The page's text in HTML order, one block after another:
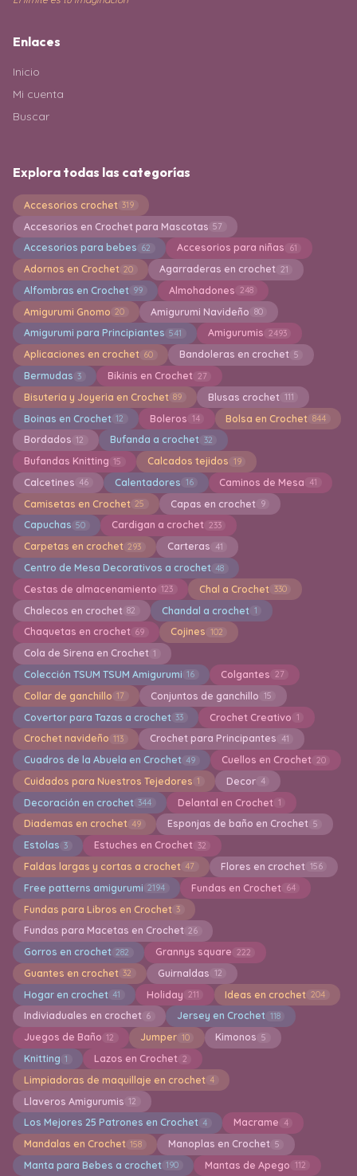
Enlaces
Inicio
Mi cuenta
Buscar
Explora todas las categorías
Accesorios crochet 319
Accesorios en Crochet para Mascotas 57
Accesorios para bebes 62 Accesorios para niñas 61
Adornos en Crochet 20 Agarraderas en crochet 21
Alfombras en Crochet 99 Almohadones 248
Amigurumi Gnomo 20 Amigurumi Navideño 80
Amigurumi para Principiantes 541 Amigurumis 2493
Aplicaciones en crochet 60 Bandoleras en crochet 5
Bermudas 3 Bikinis en Crochet 27
Bisuteria y Joyeria en Crochet 89 Blusas crochet 111
Boinas en Crochet 12 Boleros 14 Bolsa en Crochet 844
Bordados 12 Bufanda a crochet 32
Bufandas Knitting 15 Calcados tejidos 19
Calcetines 46 Calentadores 16 Caminos de Mesa 41
Camisetas en Crochet 25 Capas en crochet 9
Capuchas 50 Cardigan a crochet 233
Carpetas en crochet 293 Carteras 41
Centro de Mesa Decorativos a crochet 48
Cestas de almacenamiento 123 Chal a Crochet 330
Chalecos en crochet 82 Chandal a crochet 1
Chaquetas en crochet 69 Cojines 102
Cola de Sirena en Crochet 1
Colección TSUM TSUM Amigurumi 16 Colgantes 27
Collar de ganchillo 17 Conjuntos de ganchillo 15
Covertor para Tazas a crochet 33 Crochet Creativo 1
Crochet navideño 113 Crochet para Principantes 41
Cuadros de la Abuela en Crochet 49 Cuellos en Crochet 20
Cuidados para Nuestros Tejedores 1 Decor 4
Decoración en crochet 344 Delantal en Crochet 1
Diademas en crochet 49 Esponjas de baño en Crochet 5
Estolas 3 Estuches en Crochet 32
Faldas largas y cortas a crochet 47 Flores en crochet 156
Free patterns amigurumi 2194 Fundas en Crochet 64
Fundas para Libros en Crochet 3
Fundas para Macetas en Crochet 26
Gorros en crochet 282 Grannys square 222
Guantes en crochet 32 Guirnaldas 12
Hogar en crochet 41 Holiday 211 Ideas en crochet 204
Indiviaduales en crochet 6 Jersey en Crochet 118
Juegos de Baño 12 Jumper 10 Kimonos 5
Knitting 1 Lazos en Crochet 2
Limpiadoras de maquillaje en crochet 4
Llaveros Amigurumis 12
Los Mejores 25 Patrones en Crochet 4 Macrame 4
Mandalas en Crochet 158 Manoplas en Crochet 5
Manta para Bebes a crochet 190 Mantas de Apego 112